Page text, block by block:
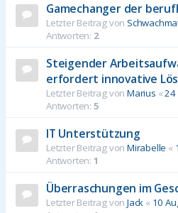
Gamechanger der
Letzter Beitrag von
Antworten: 2
Steigender
erfordert innovative
Letzter Beitrag von Marius «24
Antworten: 5
IT Unterstützung
Letzter Beitrag von Mirabelle «
Antworten: 1
Überraschungen im
Letzter Beitrag von Jack « 10